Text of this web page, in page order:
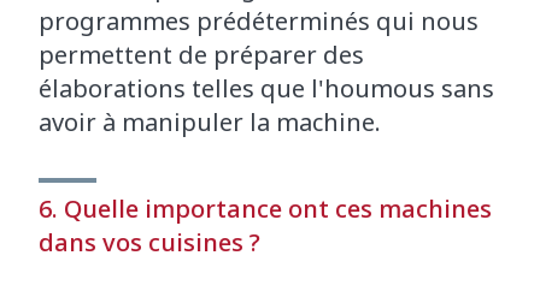
programmes prédéterminés qui nous
permettent de préparer des
élaborations telles que l'houmous sans
avoir à manipuler la machine.
6. Quelle importance ont ces machines
dans vos cuisines ?